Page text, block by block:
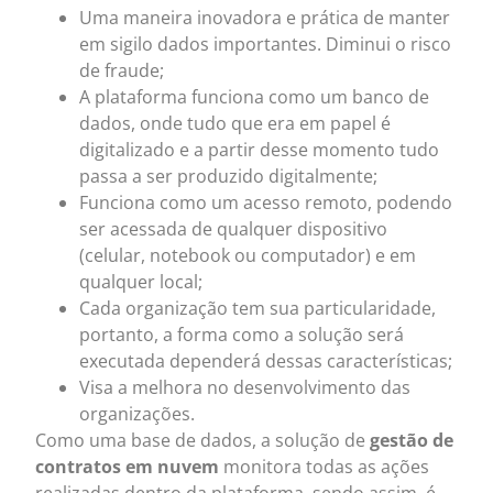
Uma maneira inovadora e prática de manter
em sigilo dados importantes. Diminui o risco
de fraude;
A plataforma funciona como um banco de
dados, onde tudo que era em papel é
digitalizado e a partir desse momento tudo
passa a ser produzido digitalmente;
Funciona como um acesso remoto, podendo
ser acessada de qualquer dispositivo
(celular, notebook ou computador) e em
qualquer local;
Cada organização tem sua particularidade,
portanto, a forma como a solução será
executada dependerá dessas características;
Visa a melhora no desenvolvimento das
organizações.
Como uma base de dados, a solução degestão de
contratos em nuvem monitora todas as ações